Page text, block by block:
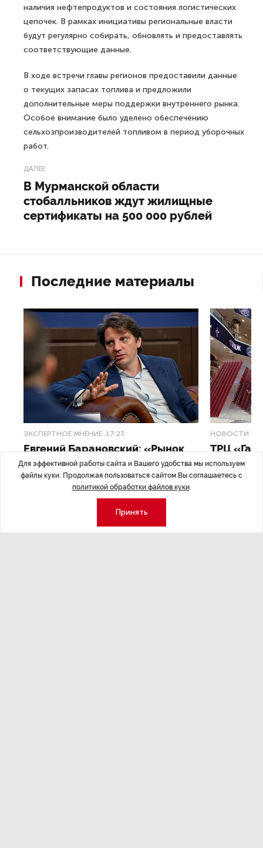
наличия нефтепродуктов и состояния логистических
цепочек. В рамках инициативы региональные власти
будут регулярно собирать, обновлять и предоставлять
соответствующие данные.
В ходе встречи главы регионов предоставили данные
о текущих запасах топлива и предложили
дополнительные меры поддержки внутреннего рынка.
Особое внимание было уделено обеспечению
сельхозпроизводителей топливом в период уборочных
работ.
ДАЛЕЕ
В Мурманской области
стобалльников ждут жилищные
сертификаты на 500 000 рублей
Последние материалы
ЭКСПЕРТНОЕ МНЕНИЕ ,17:23
Евгений Барановский: «Рынок
видит в Ленинградской области
долгосрочную перспективу»
Интервью с вице-губернатором Ленинградской
области Евгением Барановским.
НОВОСТИ
ТРЦ
Для эффективной работы сайта и Вашего удобства мы используем
файлы куки. Продолжая пользоваться сайтом Вы соглашаетесь с
политикой обработки файлов куки.
Принять